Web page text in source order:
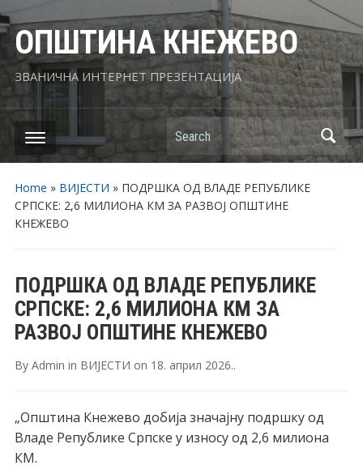
ОПШТИНА КНЕЖЕВО
ЗВАНИЧНА ИНТЕРНЕТ ПРЕЗЕНТАЦИЈА
Search
Home » ВИЈЕСТИ » ПОДРШКА ОД ВЛАДЕ РЕПУБЛИКЕ
СРПСКЕ: 2,6 МИЛИОНА КМ ЗА РАЗВОЈ ОПШТИНЕ
КНЕЖЕВО
ПОДРШКА ОД ВЛАДЕ РЕПУБЛИКЕ
СРПСКЕ: 2,6 МИЛИОНА КМ ЗА
РАЗВОЈ ОПШТИНЕ КНЕЖЕВО
By Admin in ВИЈЕСТИ on 18. април 2026..
„Општина Кнежево добија значајну подршку од
Владе Републике Српске у износу од 2,6 милиона
КМ.